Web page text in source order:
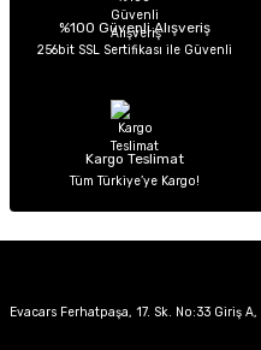
Ürün bilgilerinde hatalar
Ürün fiyatı diğer sitelerden
%100 Güvenli Alışveriş
256bit SSL Sertifikası ile Güvenli
Kargo Teslimat
Tüm Türkiye’ye Kargo!
Evacars Ferhatpaşa, 17. Sk. No:33 Giriş